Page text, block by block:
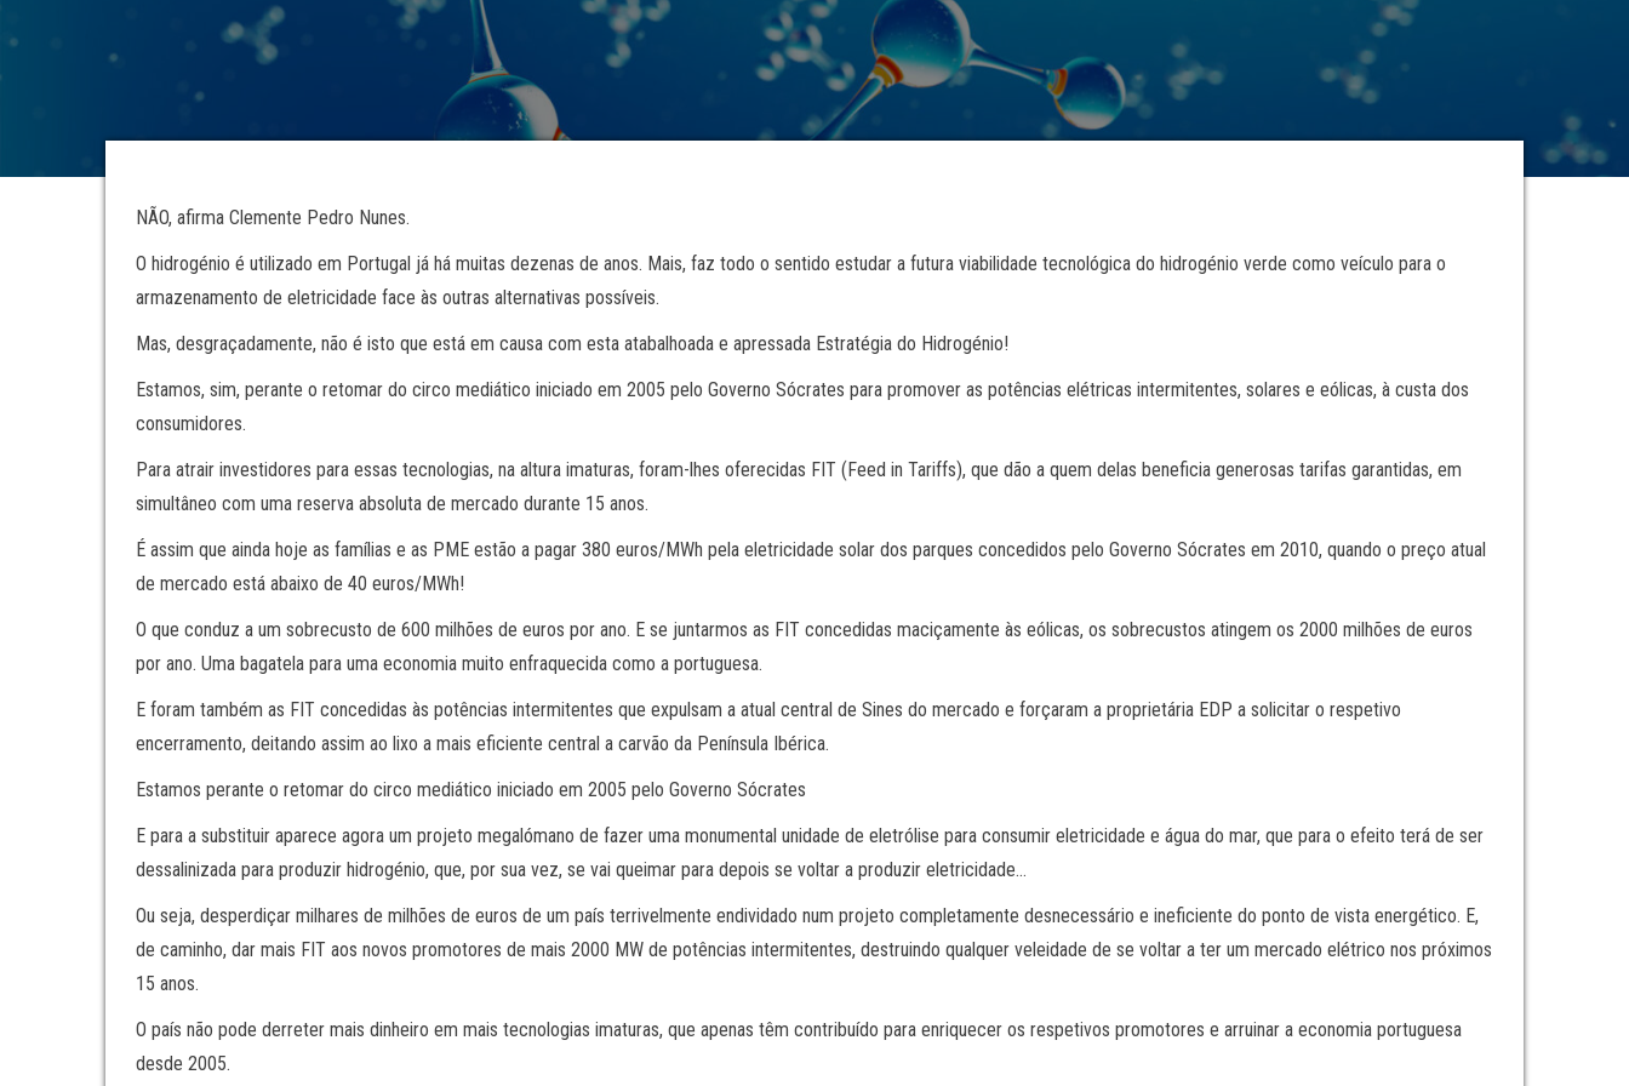
NÃO, afirma Clemente Pedro Nunes.
O hidrogénio é utilizado em Portugal já há muitas dezenas de anos. Mais, faz todo o sentido estudar a futura viabilidade tecnológica do hidrogénio verde como veículo para o
armazenamento de eletricidade face às outras alternativas possíveis.
Mas, desgraçadamente, não é isto que está em causa com esta atabalhoada e apressada Estratégia do Hidrogénio!
Estamos, sim, perante o retomar do circo mediático iniciado em 2005 pelo Governo Sócrates para promover as potências elétricas intermitentes, solares e eólicas, à custa dos
consumidores.
Para atrair investidores para essas tecnologias, na altura imaturas, foram-lhes oferecidas FIT (Feed in Tariffs), que dão a quem delas beneficia generosas tarifas garantidas, em
simultâneo com uma reserva absoluta de mercado durante 15 anos.
É assim que ainda hoje as famílias e as PME estão a pagar 380 euros/MWh pela eletricidade solar dos parques concedidos pelo Governo Sócrates em 2010, quando o preço atual
de mercado está abaixo de 40 euros/MWh!
O que conduz a um sobrecusto de 600 milhões de euros por ano. E se juntarmos as FIT concedidas maciçamente às eólicas, os sobrecustos atingem os 2000 milhões de euros
por ano. Uma bagatela para uma economia muito enfraquecida como a portuguesa.
E foram também as FIT concedidas às potências intermitentes que expulsam a atual central de Sines do mercado e forçaram a proprie­tária EDP a solicitar o respetivo
encerramento, deitando assim ao lixo a mais eficiente central a carvão da Península Ibérica.
Estamos perante o retomar do circo mediático iniciado em 2005 pelo Governo Sócrates
E para a substituir aparece agora um projeto megalómano de fazer uma monumental unidade de eletrólise para consumir eletricidade e água do mar, que para o efeito terá de ser
dessalinizada para produzir hidrogénio, que, por sua vez, se vai queimar para depois se voltar a produzir eletricidade…
Ou seja, desperdiçar milhares de milhões de euros de um país terrivelmente endividado num projeto completamente desnecessário e ineficiente do ponto de vista energético. E,
de caminho, dar mais FIT aos novos promotores de mais 2000 MW de potências intermitentes, destruindo qualquer veleidade de se voltar a ter um mercado elétrico nos próximos
15 anos.
O país não pode derreter mais dinheiro em mais tecnologias imaturas, que apenas têm contribuído para enriquecer os respetivos promotores e arruinar a economia portuguesa
desde 2005.